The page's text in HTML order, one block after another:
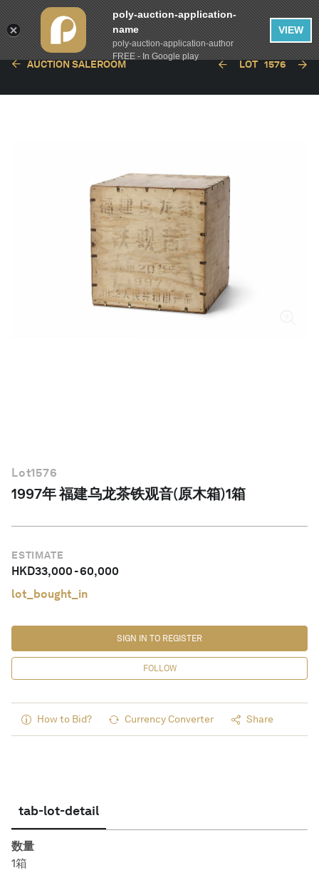
AUCTION SALEROOM LOT 1576
Lot1576
1997年 福建乌龙茶铁观音(原木箱)1箱
ESTIMATE
HKD33,000-60,000
lot_bought_in
FOLLOW
SIGN IN TO REGISTER
How to Bid? Currency Converter Share
tab-lot-detail
数量
1箱
poly-auction-application-
name
poly-auction-application-author
FREE - In Google play
VIEW